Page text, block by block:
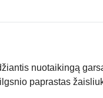
nuotaikingą
paprastas